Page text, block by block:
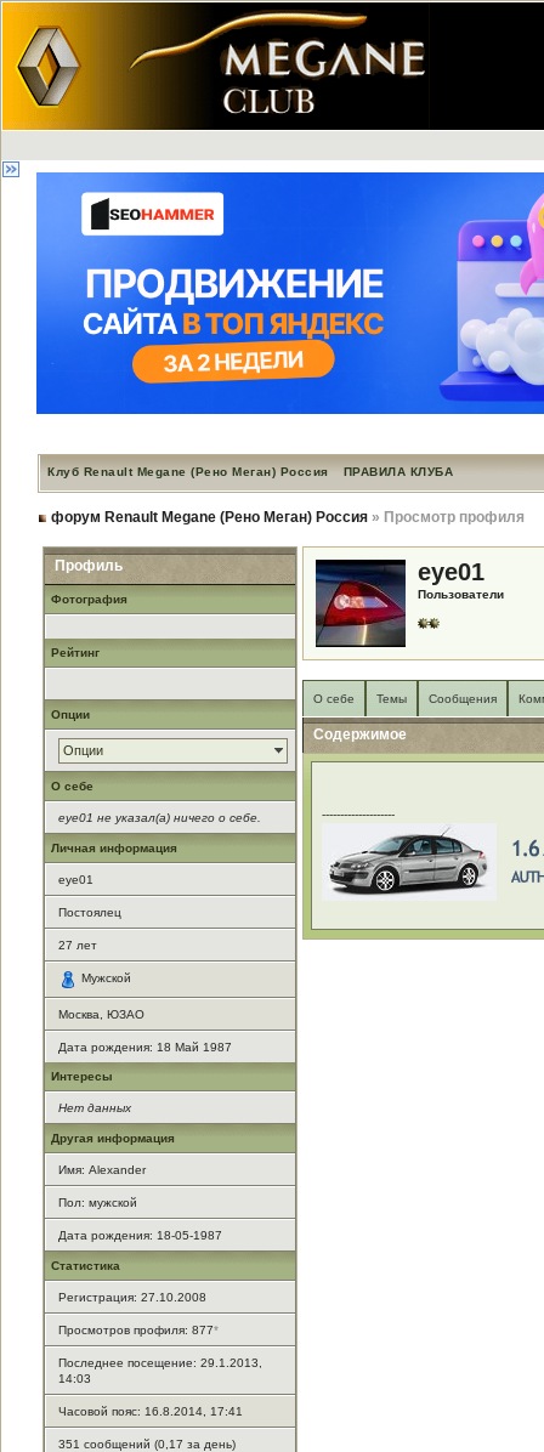
Клуб Renault Megane (Рено Меган) Россия ПРАВИЛА КЛУБА
форум Renault Megane (Рено Меган) Россия » Просмотр профиля
Профиль
Фотография
Рейтинг
Опции
Опции
О себе
eye01 не указал(а) ничего о себе.
Личная информация
eye01
Постоялец
27 лет
Мужской
Москва, ЮЗАО
Дата рождения: 18 Май 1987
Интересы
Нет данных
Другая информация
Имя: Alexander
Пол: мужской
Дата рождения: 18-05-1987
Статистика
Регистрация: 27.10.2008
Просмотров профиля: 877*
Последнее посещение: 29.1.2013,
14:03
Часовой пояс: 16.8.2014, 17:41
351 сообщений (0,17 за день)
eye01
Пользователи
О себе Темы Сообщения
Содержимое
--------------------